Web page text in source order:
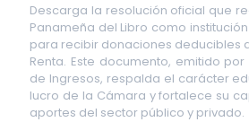
Descarga la resolución oficial que
Panameña del Libro como
para recibir donaciones deducibles
Renta. Este documento, emitido
de Ingresos, respalda el carácter
lucro de la Cámara y fortalece su
aportes del sector público y privado.